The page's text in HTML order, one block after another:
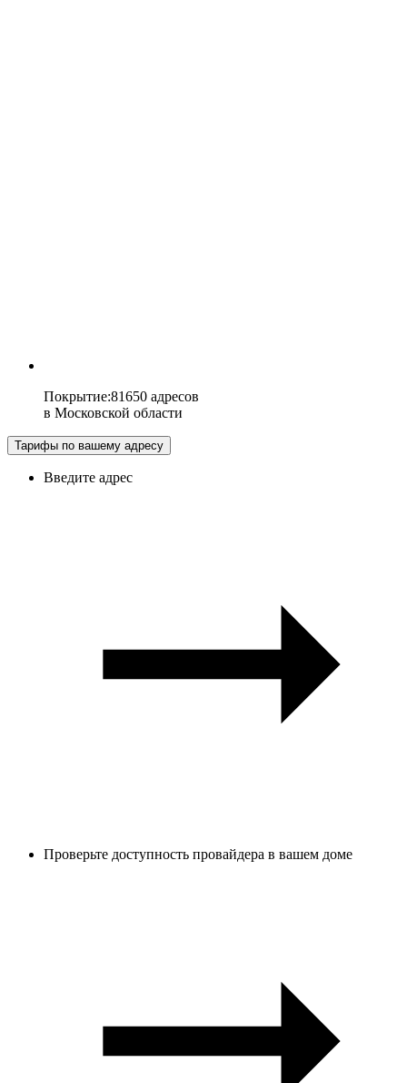
Покрытие:81650 адресов
в Московской области
Тарифы по вашему адресу
Введите адрес
Проверьте доступность провайдера в вашем доме